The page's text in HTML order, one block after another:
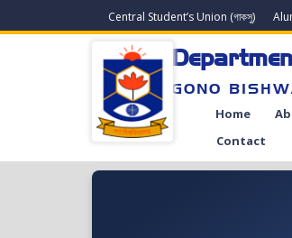
Central Student’s Union (গাকসু)
GONO
Home
Contact